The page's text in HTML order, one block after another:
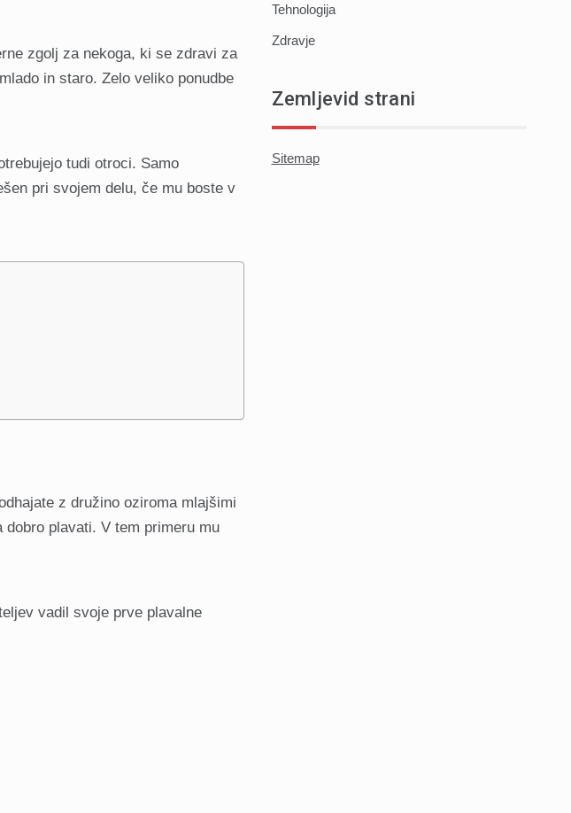
zgolj za nekoga, ki se zdravi za
in staro. Zelo veliko ponudbe
tudi otroci. Samo
pri svojem delu, če mu boste v
z družino oziroma mlajšimi
plavati. V tem primeru mu
vadil svoje prve plavalne
Tehnologija
Zdravje
Zemljevid strani
Sitemap